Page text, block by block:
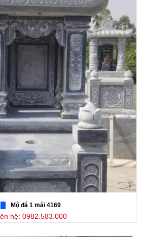
Mộ đá 1 mái 4169
hệ: 0982.583.000